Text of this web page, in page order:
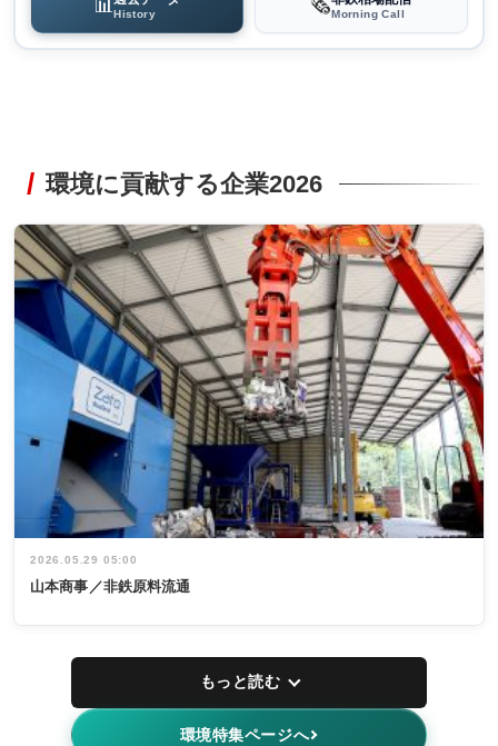
📊History 🗞️Morning Call
環境に貢献する企業2026
2026.05.29 05:00
山本商事／非鉄原料流通
もっと読む
環境特集ページへ